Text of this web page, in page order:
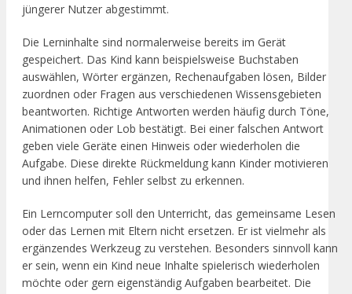
jüngerer Nutzer abgestimmt.
Die Lerninhalte sind normalerweise bereits im Gerät
gespeichert. Das Kind kann beispielsweise Buchstaben
auswählen, Wörter ergänzen, Rechenaufgaben lösen, Bilder
zuordnen oder Fragen aus verschiedenen Wissensgebieten
beantworten. Richtige Antworten werden häufig durch Töne,
Animationen oder Lob bestätigt. Bei einer falschen Antwort
geben viele Geräte einen Hinweis oder wiederholen die
Aufgabe. Diese direkte Rückmeldung kann Kinder motivieren
und ihnen helfen, Fehler selbst zu erkennen.
Ein Lerncomputer soll den Unterricht, das gemeinsame Lesen
oder das Lernen mit Eltern nicht ersetzen. Er ist vielmehr als
ergänzendes Werkzeug zu verstehen. Besonders sinnvoll kann
er sein, wenn ein Kind neue Inhalte spielerisch wiederholen
möchte oder gern eigenständig Aufgaben bearbeitet. Die